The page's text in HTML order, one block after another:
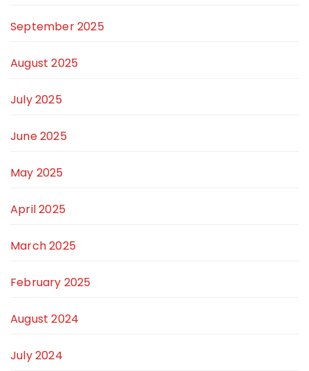
September 2025
August 2025
July 2025
June 2025
May 2025
April 2025
March 2025
February 2025
August 2024
July 2024